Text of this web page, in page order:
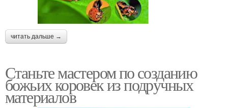
читать дальше →
Станьте мастером по созданию
божьих коровек из подручных
материалов